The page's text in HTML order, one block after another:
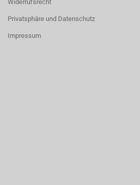
Widerrufsrecht
Privatsphäre und Datenschutz
Impressum